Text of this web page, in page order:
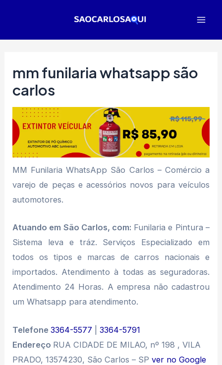
mm funilaria whatsapp são
carlos
MM Funilaria WhatsApp São Carlos – Comércio a
varejo de peças e acessórios novos para veículos
automotores.
Atuando em São Carlos, com: Funilaria e Pintura –
Sistema leva e tráz. Serviços Especializado em
todos os tipos e marcas de carros nacionais e
importados. Atendimento à todas as seguradoras.
Atendimento 24 Horas. A empresa não cadastrou
um Whatsapp para atendimento.
Telefone3364-5577 |3364-5791
Endereço RUA CIDADE DE MILAO, nº 198 , VILA
PRADO, 13574230, São Carlos – SPver no Google